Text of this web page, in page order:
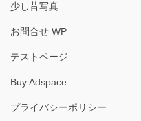
少し昔写真
お問合せ WP
テストページ
Buy Adspace
プライバシーポリシー